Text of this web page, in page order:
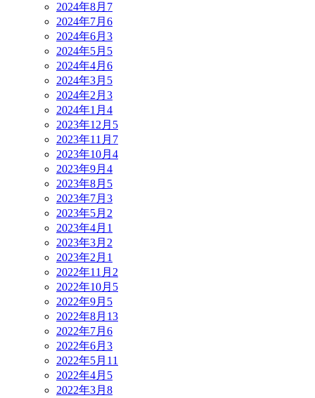
2024年8月 7
2024年7月 6
2024年6月 3
2024年5月 5
2024年4月 6
2024年3月 5
2024年2月 3
2024年1月 4
2023年12月 5
2023年11月 7
2023年10月 4
2023年9月 4
2023年8月 5
2023年7月 3
2023年5月 2
2023年4月 1
2023年3月 2
2023年2月 1
2022年11月 2
2022年10月 5
2022年9月 5
2022年8月 13
2022年7月 6
2022年6月 3
2022年5月 11
2022年4月 5
2022年3月 8